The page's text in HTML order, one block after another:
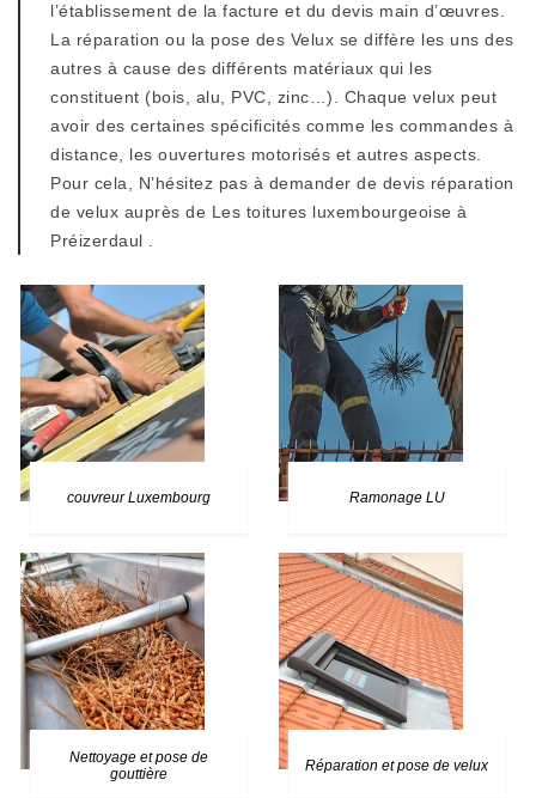
l’établissement de la facture et du devis main d’œuvres.
La réparation ou la pose des Velux se diffère les uns des
autres à cause des différents matériaux qui les
constituent (bois, alu, PVC, zinc…). Chaque velux peut
avoir des certaines spécificités comme les commandes à
distance, les ouvertures motorisés et autres aspects.
Pour cela, N’hésitez pas à demander de devis réparation
de velux auprès de Les toitures luxembourgeoise à
Préizerdaul .
couvreur Luxembourg Ramonage LU
Nettoyage et pose de
gouttière
Réparation et pose de velux